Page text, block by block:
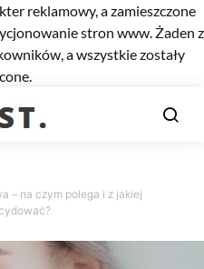
reklamowy, a zamieszczone
stron www. Żaden z
a wszystkie zostały
– na czym polega i z jakiej